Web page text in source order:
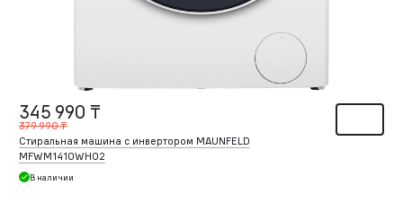
345 990 ₸
379 990 ₸
Стиральная машина c инвертором MAUNFELD
MFWM1410WH02
В наличии